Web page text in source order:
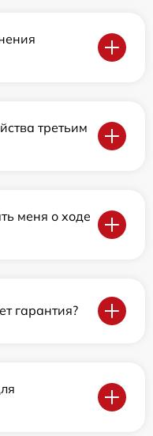
третьим
меня о ходе
гарантия?